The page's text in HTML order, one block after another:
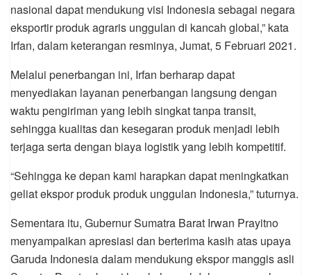
nasional dapat mendukung visi Indonesia sebagai negara
eksportir produk agraris unggulan di kancah global,” kata
Irfan, dalam keterangan resminya, Jumat, 5 Februari 2021.
Melalui penerbangan ini, Irfan berharap dapat
menyediakan layanan penerbangan langsung dengan
waktu pengiriman yang lebih singkat tanpa transit,
sehingga kualitas dan kesegaran produk menjadi lebih
terjaga serta dengan biaya logistik yang lebih kompetitif.
“Sehingga ke depan kami harapkan dapat meningkatkan
geliat ekspor produk produk unggulan Indonesia,” tuturnya.
Sementara itu, Gubernur Sumatra Barat Irwan Prayitno
menyampaikan apresiasi dan berterima kasih atas upaya
Garuda Indonesia dalam mendukung ekspor manggis asli